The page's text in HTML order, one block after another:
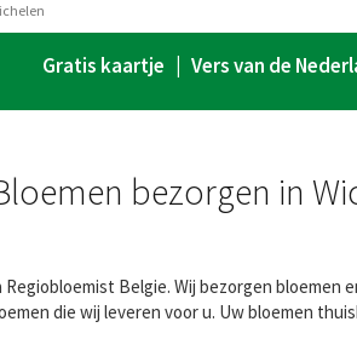
Gratis kaartje | Vers van de
bezorgen in
Belgie. Wij bezorgen
die wij leveren voor u. Uw bloemen